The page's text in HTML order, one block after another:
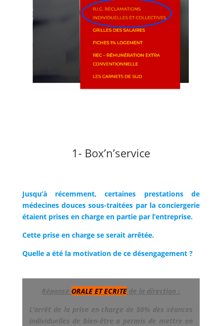
1- Box’n’service
Jusqu’à récemment, certaines prestations de
médecines douces sous-traitées par la conciergerie
étaient prises en charge en partie par l’entreprise.
Cette prise en charge se serait arrêtée.
Quelle a été la motivation de ce désengagement ?
RéponseORALE ET ECRITE de la direction :
L’arrêt de la prise en charge de 50% des séances
individuelles de bien-être a permis de mettre en